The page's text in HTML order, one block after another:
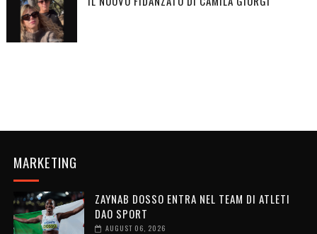
MARKETING
ZAYNAB DOSSO ENTRA NEL TEAM DI ATLETI
DAO SPORT
AUGUST 06, 2026